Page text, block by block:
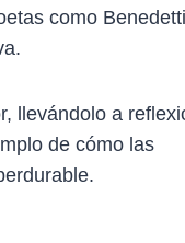
como Benedetti
llevándolo a
de cómo las